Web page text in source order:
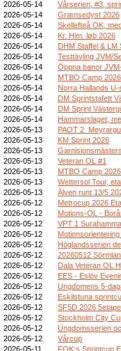
2026-05-14
Vårserien, #3,
2026-05-14
Grænsedyst 2026
2026-05-14
Skellefteå OK,
2026-05-14
Kr. Him. løb 2026
2026-05-14
DHM Staffel & LM
2026-05-14
Testtävling JVM/
2026-05-14
Öppna banor
2026-05-14
MTBO Camp
2026-05-14
Norra Hallands
2026-05-14
DM Sprintstafett
2026-05-14
DM Sprint
2026-05-14
Hammarslaget,
2026-05-13
PAOT
2026-05-13
KM Sprint 2026
2026-05-13
2026-05-13
Veteran OL #1
2026-05-13
MTBO Camp
2026-05-13
Wettersol Tour,
2026-05-13
Älven runt 13/5
2026-05-12
Metrocup 2026
2026-05-12
Motions-OL -
2026-05-12
VPT 1
2026-05-12
2026-05-12
Höglandsserien
2026-05-12
20260512
2026-05-12
Dala Veteran OL
2026-05-12
EES - Eslöv
2026-05-12
Ungdomens 5-
2026-05-12
Eskilstuna
2026-05-12
SF5D 2026
2026-05-12
Stockholm City
2026-05-12
Ungdomsserien
2026-05-12
Vårcup
2026-05-11
FOK:s Sprintcup